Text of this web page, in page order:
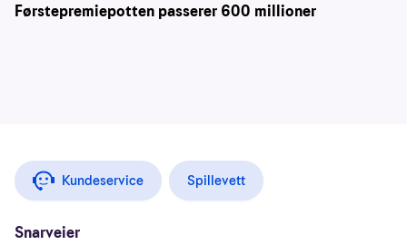
Førstepremiepotten passerer 600 millioner
Kundeservice Spillevett
Snarveier